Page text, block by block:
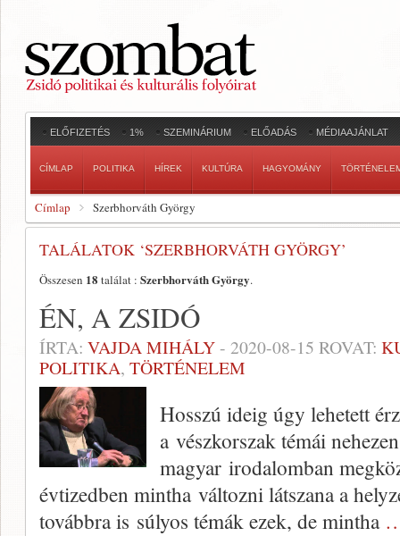
ELŐFIZETÉS 1% SZEMINÁRIUM ELŐADÁS MÉDIAAJÁNLAT
CÍMLAP POLITIKA HÍREK KULTÚRA HAGYOMÁNY
Címlap Szerbhorváth György
TALÁLATOK ‘SZERBHORVÁTH GYÖRGY’
Összesen 18 találat : Szerbhorváth György.
ÉN, A ZSIDÓ
ÍRTA: VAJDA MIHÁLY- 2020-08-15 ROVAT:
POLITIKA, TÖRTÉNELEM
Hosszú ideig úgy lehetett
a vészkorszak témái
magyar irodalomban
évtizedben mintha változni látszana a
továbbra is súlyos témák ezek, de mintha